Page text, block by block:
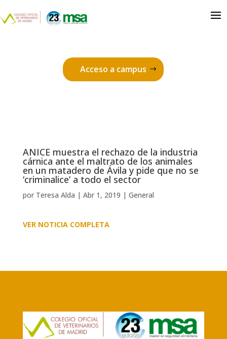
Acceso a campus
ANICE muestra el rechazo de la industria
cárnica ante el maltrato de los animales
en un matadero de Ávila y pide que no se
‘criminalice’ a todo el sector
por Teresa Alda | Abr 1, 2019 | General
VER NOTICIA COMPLETA